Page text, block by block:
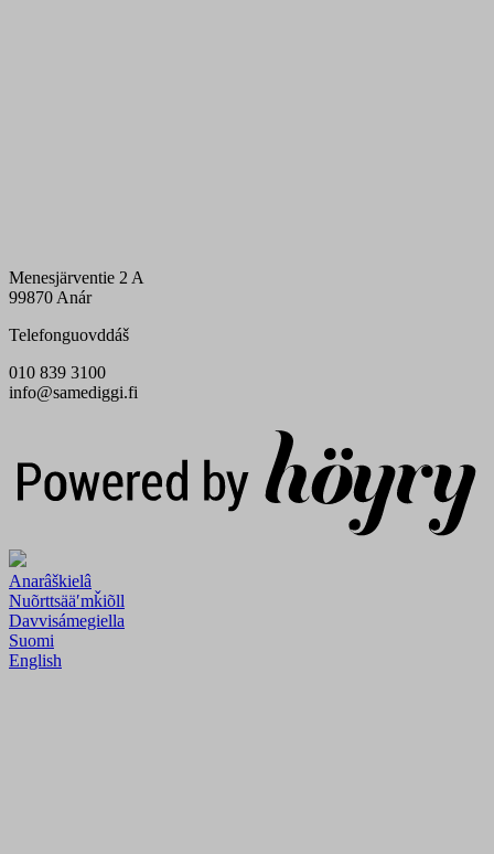
Menesjärventie 2 A
99870 Anár
Telefonguovddáš
010 839 3100
info@samediggi.fi
Anarâškielâ
Nuõrttsääʹmǩiõll
Davvisámegiella
Suomi
English